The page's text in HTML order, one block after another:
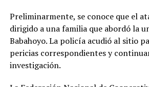
Preliminarmente, se conoce que el
dirigido a una familia que abordó la
Babahoyo. La policía acudió al sitio
pericias correspondientes y
investigación.